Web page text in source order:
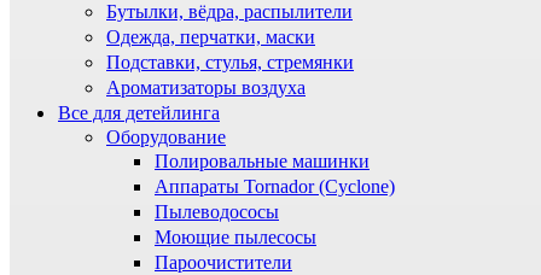
Бутылки, вёдра, распылители
Одежда, перчатки, маски
Подставки, стулья, стремянки
Ароматизаторы воздуха
Все для детейлинга
Оборудование
Полировальные машинки
Аппараты Tornador (Cyclone)
Пылеводососы
Моющие пылесосы
Пароочистители